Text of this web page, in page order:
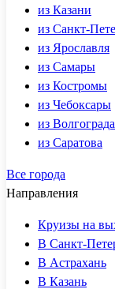
из Казани
из Санкт-
из Ярославля
из Самары
из Костромы
из Чебоксары
из Волгограда
из Саратова
Все города
Направления
Круизы на
В Санкт-
В Астрахань
В Казань